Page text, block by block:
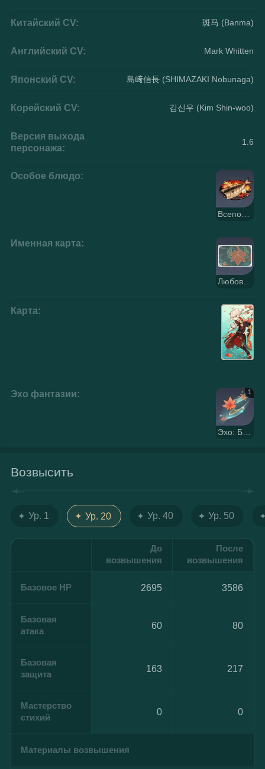
Китайский CV: 斑马 (Banma)
Английский CV: Mark Whitten
Японский CV: 島﨑信長 (SHIMAZAKI Nobunaga)
Корейский CV: 김신우 (Kim Shin-woo)
Версия выхода
персонажа:
1.6
Особое блюдо:
Всепогодная красота
Именная карта:
Любование клёном
Карта:
Эхо фантазии: 1
Эхo: Бaгряные листья и нeистовые вoлны
Возвысить
Ур. 1 Ур. 20 Ур. 40 Ур. 50
До
возвышения
После
возвышения
Базовое HP 2695 3586
Базовая
атака
60 80
Базовая
защита
163 217
Мастерство
стихий
0 0
Материалы возвышения